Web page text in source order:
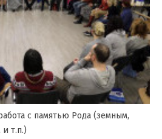
с памятью Рода (земным,
т.п.)